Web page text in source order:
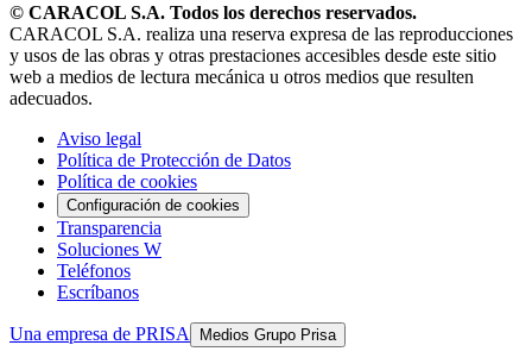
© CARACOL S.A. Todos los derechos reservados.
CARACOL S.A. realiza una reserva expresa de las reproducciones
y usos de las obras y otras prestaciones accesibles desde este sitio
web a medios de lectura mecánica u otros medios que resulten
adecuados.
Aviso legal
Política de Protección de Datos
Política de cookies
Configuración de cookies
Transparencia
Soluciones W
Teléfonos
Escríbanos
Una empresa de PRISA Medios Grupo Prisa